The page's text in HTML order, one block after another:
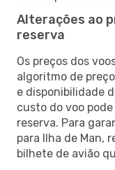
Alterações ao
reserva
Os preços dos
algoritmo de
e disponibilidade
custo do voo
reserva. Para
para Ilha de Man,
bilhete de avião